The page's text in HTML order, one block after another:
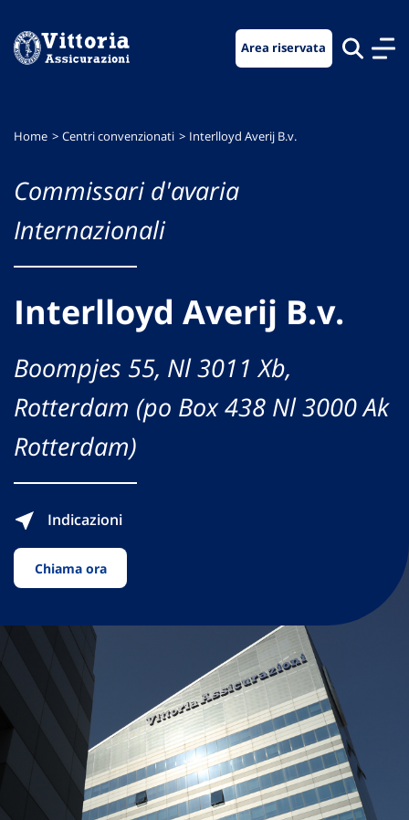
menu
contenuto
footer
Area riservata
Home Centri convenzionati Interlloyd Averij B.v.
Commissari d'avaria
Internazionali
Interlloyd Averij B.v.
Boompjes 55, Nl 3011 Xb,
Rotterdam (po Box 438 Nl 3000 Ak
Rotterdam)
Indicazioni
Chiama ora